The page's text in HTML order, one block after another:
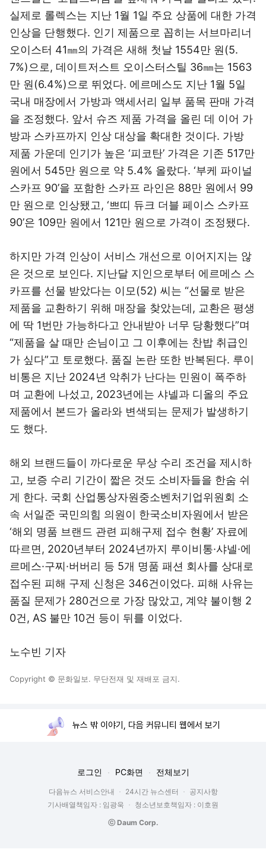
실제로 롤렉스는 지난 1월 1일 주요 상품에 대한 가격
인상을 단행했다. 인기 제품으로 꼽히는 서브마리너
오이스터 41㎜의 가격은 새해 첫날 1554만 원(5.
7%)으로, 데이트저스트 오이스터스틸 36㎜는 1563
만 원(6.4%)으로 뛰었다. 에르메스도 지난 1월 5일
국내 매장에서 가방과 액세서리 일부 품목 판매 가격
을 조정했다. 앞서 슈즈 제품 가격을 올린 데 이어 가
방과 스카프까지 인상 대상을 확대한 것이다. 가방
제품 가운데 인기가 높은 ‘피코탄’ 가격은 기존 517만
원에서 545만 원으로 약 5.4% 올랐다. ‘부케 파이널
스카프 90’을 포함한 스카프 라인은 88만 원에서 99
만 원으로 인상됐고, ‘쁘띠 듀크 더블 페이스 스카프
90’은 109만 원에서 121만 원으로 가격이 조정됐다.
하지만 가격 인상이 서비스 개선으로 이어지지는 않
은 것으로 보인다. 지난달 지인으로부터 에르메스 스
카프를 선물 받았다는 이모(52) 씨는 “선물로 받은
제품을 교환하기 위해 매장을 찾았는데, 교환은 평생
에 딱 1번만 가능하다고 안내받아 너무 당황했다”며
“제품을 살 때만 손님이고 그 이후에는 찬밥 취급인
가 싶다”고 토로했다. 품질 논란 또한 반복된다. 루이
비통은 지난 2024년 악취가 난다는 민원이 폭주하
며 교환에 나섰고, 2023년에는 샤넬과 디올의 주요
제품에서 본드가 올라와 변색되는 문제가 발생하기
도 했다.
해외 브랜드들이 까다로운 무상 수리 조건을 제시하
고, 보증 수리 기간이 짧은 것도 소비자들을 한숨 쉬
게 한다. 국회 산업통상자원중소벤처기업위원회 소
속 서일준 국민의힘 의원이 한국소비자원에서 받은
‘해외 명품 브랜드 관련 피해구제 접수 현황’ 자료에
따르면, 2020년부터 2024년까지 루이비통·샤넬·에
르메스·구찌·버버리 등 5개 명품 패션 회사를 상대로
접수된 피해 구제 신청은 346건이었다. 피해 사유는
품질 문제가 280건으로 가장 많았고, 계약 불이행 2
0건, AS 불만 10건 등이 뒤를 이었다.
노수빈 기자
Copyright © 문화일보. 무단전재 및 재배포 금지.
뉴스 밖 이야기, 다음 커뮤니티 웹에서 보기
로그인 PC화면 전체보기
다음뉴스 서비스안내 24시간 뉴스센터
공지사항
기사배열책임자 : 임광욱
청소년보호책임자 : 이호원
ⓒ Daum Corp.